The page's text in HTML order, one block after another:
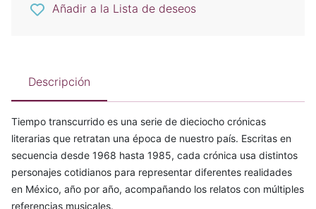
Añadir a la Lista de deseos
Descripción
Tiempo transcurrido es una serie de dieciocho crónicas
literarias que retratan una época de nuestro país. Escritas en
secuencia desde 1968 hasta 1985, cada crónica usa distintos
personajes cotidianos para representar diferentes realidades
en México, año por año, acompañando los relatos con múltiples
referencias musicales.